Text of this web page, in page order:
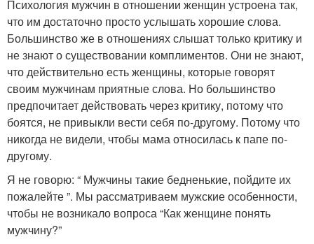
Психология мужчин в отношении женщин устроена так,
что им достаточно просто услышать хорошие слова.
Большинство же в отношениях слышат только критику и
не знают о существовании комплиментов. Они не знают,
что действительно есть женщины, которые говорят
своим мужчинам приятные слова. Но большинство
предпочитает действовать через критику, потому что
боятся, не привыкли вести себя по-другому. Потому что
никогда не видели, чтобы мама относилась к папе по-
другому.
Я не говорю: “ Мужчины такие бедненькие, пойдите их
пожалейте ”. Мы рассматриваем мужские особенности,
чтобы не возникало вопроса “Как женщине понять
мужчину?”